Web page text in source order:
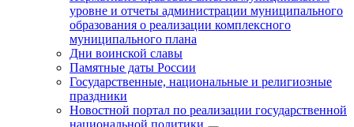
уровне и отчеты администрации муниципального
образования о реализации комплексного
муниципального плана
Дни воинской славы
Памятные даты России
Государственные, национальные и религиозные
праздники
Новостной портал по реализации государственной